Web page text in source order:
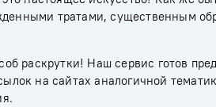
тратами, существенным
раскрутки! Наш сервис готов
на сайтах аналогичной